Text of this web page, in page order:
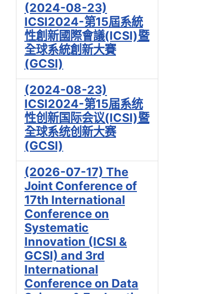
(2024-08-23)
ICSI2024-第15屆系統
性創新國際會議(ICSI)暨
全球系統創新大賽
(GCSI)
(2024-08-23)
ICSI2024-第15届系统
性创新国际会议(ICSI)暨
全球系统创新大赛
(GCSI)
(2026-07-17) The
Joint Conference of
17th International
Conference on
Systematic
Innovation (ICSI &
GCSI) and 3rd
International
Conference on Data